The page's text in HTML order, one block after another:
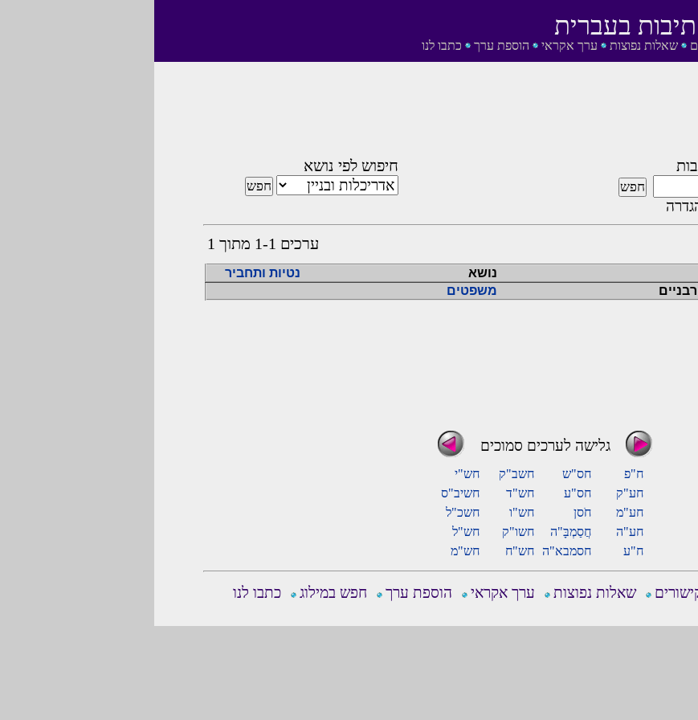
שאלות נפוצות ערך אקראי הוספת ערך כתבו לנו
בעברית
חיפוש לפי נושא
ערכים 1-1 מתוך 1
נושא
נטיות ותחביר
משפטים
גלישה לערכים סמוכים
ח"פ חס"ש חשב"ק
חש"י
חע"ק
חס"ע חש"ד
חשיב"ס
חע"מ
חֹסן חש"ו
חשכ"ל
חע"ה
חֲסַמְבָּ"ה חשו"ק
חש"ל
ח"ע
חסמבא"ה חש"ח חש"מ
שאלות נפוצות ערך אקראי הוספת ערך חפש במילוג כתבו לנו